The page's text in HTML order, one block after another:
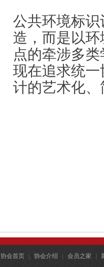
公共环境标
造，而是以
点的牵涉多
现在追求统
计的艺术化
协会首页 协会介绍 会员之家